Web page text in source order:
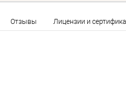
Отзывы Лицензии и